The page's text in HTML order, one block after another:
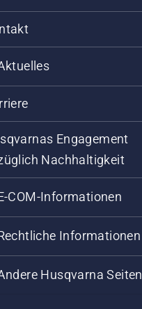
Engagement
Nachhaltigkeit
COM-Informationen
Informationen
Husqvarna Seiten